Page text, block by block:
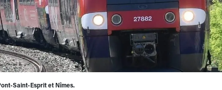
Saint-Esprit et Nîmes.